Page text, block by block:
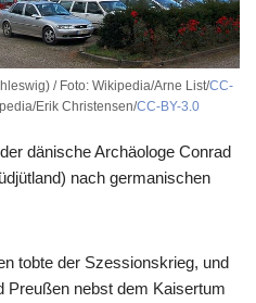
/ Foto: Wikipedia/Arne List/CC-
Erik Christensen/CC-BY-3.0
dänische Archäologe Conrad
nach germanischen
tobte der Szessionskrieg, und
Preußen nebst dem Kaisertum